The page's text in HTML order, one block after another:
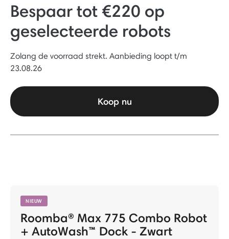
Bespaar tot €220 op
geselecteerde robots
Zolang de voorraad strekt. Aanbieding loopt t/m
23.08.26
Koop nu
NIEUW
Roomba® Max 775 Combo Robot
+ AutoWash™ Dock - Zwart